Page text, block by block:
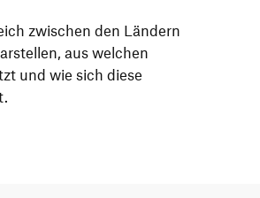
zwischen den Ländern
aus welchen
und wie sich diese